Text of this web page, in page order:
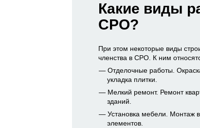
Какие виды
СРО?
При этом некоторые виды
членства в СРО. К ним
Отделочные работы.
укладка плитки.
Мелкий ремонт. Ремонт
зданий.
Установка мебели. Монтаж
элементов.